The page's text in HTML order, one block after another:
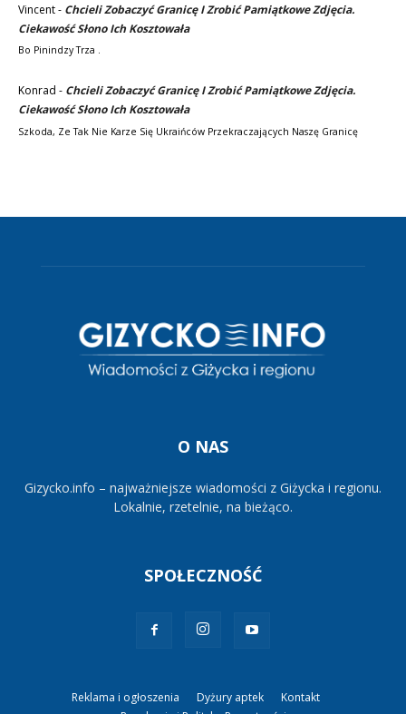
Vincent- Chcieli Zobaczyć Granicę I Zrobić Pamiątkowe Zdjęcia.
Ciekawość Słono Ich Kosztowała
Bo Pinindzy Trza .
Konrad - Chcieli Zobaczyć Granicę I Zrobić Pamiątkowe Zdjęcia.
Ciekawość Słono Ich Kosztowała
Szkoda, Ze Tak Nie Karze Się Ukraińców Przekraczających Naszę Granicę
O NAS
Gizycko.info – najważniejsze wiadomości z Giżycka i regionu.
Lokalnie, rzetelnie, na bieżąco.
SPOŁECZNOŚĆ
Reklama i ogłoszenia Dyżury aptek
Kontakt